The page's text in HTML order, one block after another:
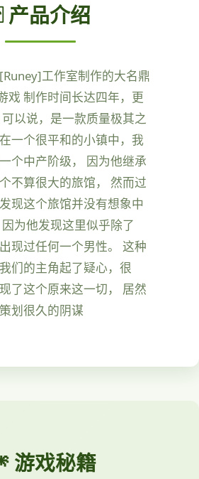
产品介绍
工作室制作的大名鼎
戏 制作时间长达四年，更
以说，是一款质量极其之
一个很平和的小镇中，我
个中产阶级， 因为他继承
不算很大的旅馆， 然而过
现这个旅馆并没有想象中
为他发现这里似乎除了
现过任何一个男性。 这种
们的主角起了疑心，很
了这个原来这一切， 居然
划很久的阴谋
游戏秘籍